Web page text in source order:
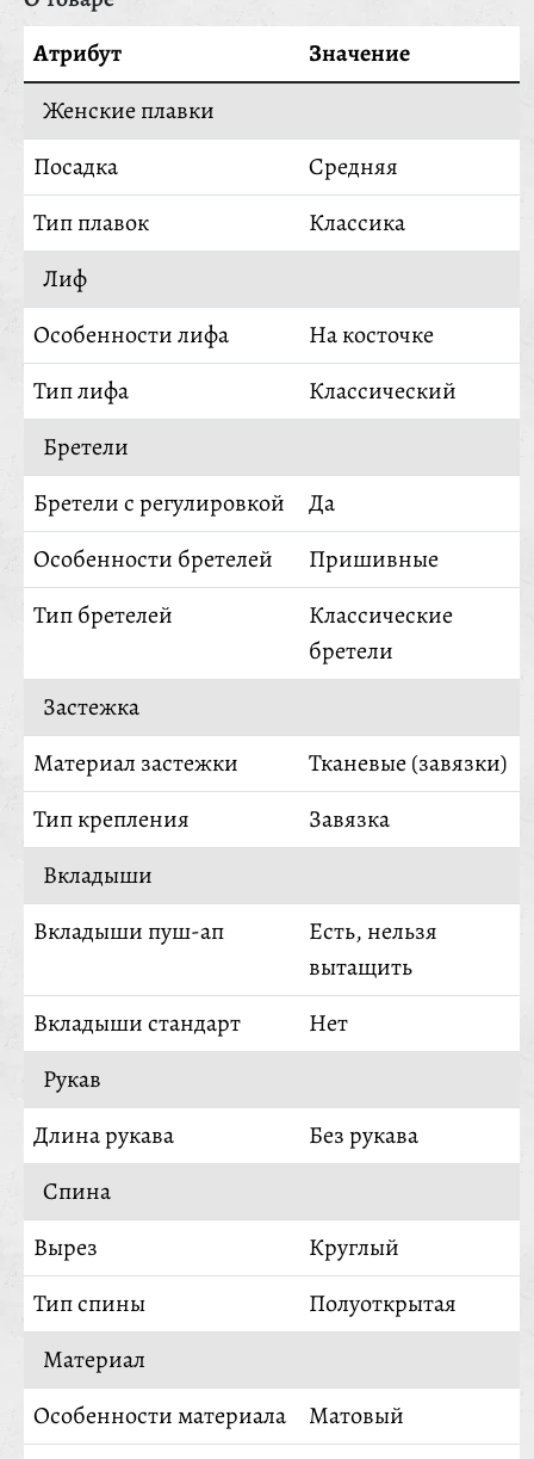
Атрибут
Значение
Женские плавки
Посадка
Средняя
Тип плавок
Классика
Лиф
Особенности лифа
На косточке
Тип лифа
Классический
Бретели
Бретели с регулировкой
Да
Особенности бретелей
Пришивные
Тип бретелей
Классические
бретели
Застежка
Материал застежки
Тканевые (завязки)
Тип крепления
Завязка
Вкладыши
Вкладыши пуш-ап
Есть, нельзя
вытащить
Вкладыши стандарт
Нет
Рукав
Длина рукава
Без рукава
Спина
Вырез
Круглый
Тип спины
Полуоткрытая
Материал
Особенности материала
Матовый